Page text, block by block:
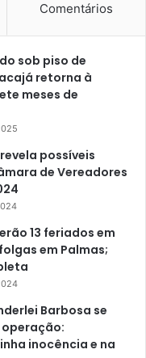
Comentários
sob piso de
retorna à
meses de
possíveis
de Vereadores
13 feriados em
em Palmas;
Barbosa se
inocência e na